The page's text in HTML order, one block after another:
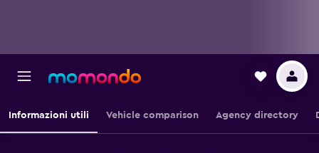
Informazioni utili Vehicle comparison Agency directory